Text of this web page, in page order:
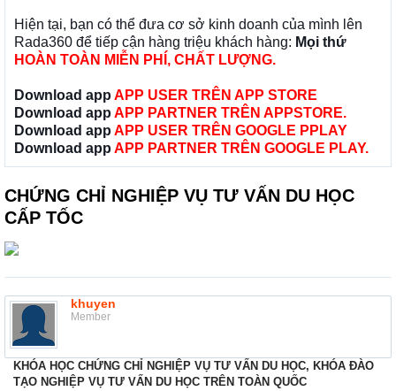
Hiện tại, bạn có thể đưa cơ sở kinh doanh của mình lên
Rada360 để tiếp cận hàng triệu khách hàng: Mọi thứ
HOÀN TOÀN MIỄN PHÍ, CHẤT LƯỢNG.
Download app APP USER TRÊN APP STORE
Download app APP PARTNER TRÊN APPSTORE.
Download app APP USER TRÊN GOOGLE PPLAY
Download app APP PARTNER TRÊN GOOGLE PLAY.
CHỨNG CHỈ NGHIỆP VỤ TƯ VẤN DU HỌC
CẤP TỐC
khuyen
Member
KHÓA HỌC CHỨNG CHỈ NGHIỆP VỤ TƯ VẤN DU HỌC, KHÓA ĐÀO
TẠO NGHIỆP VỤ TƯ VẤN DU HỌC TRÊN TOÀN QUỐC